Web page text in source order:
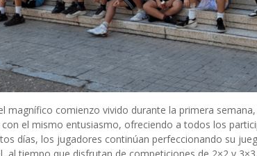
magnífico comienzo vivido durante la primera semana,
el mismo entusiasmo, ofreciendo a todos los
días, los jugadores continúan perfeccionando su